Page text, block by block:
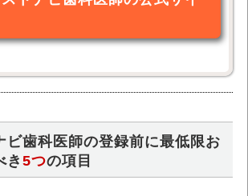
ビ歯科医師の登録前に最低限お
き 5つの項目